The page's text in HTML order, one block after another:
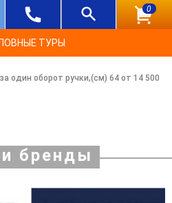
0
ТУРЫ
один оборот ручки,(см) 64 от 14 500
бренды